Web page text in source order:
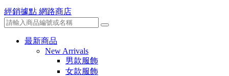
經銷據點 網路商店
最新商品
New Arrivals
男款服飾
女款服飾